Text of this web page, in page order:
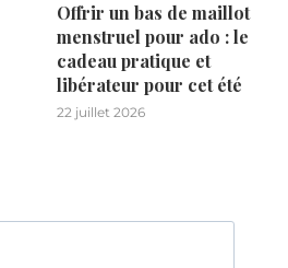
Offrir un bas de maillot
menstruel pour ado : le
cadeau pratique et
libérateur pour cet été
22 juillet 2026